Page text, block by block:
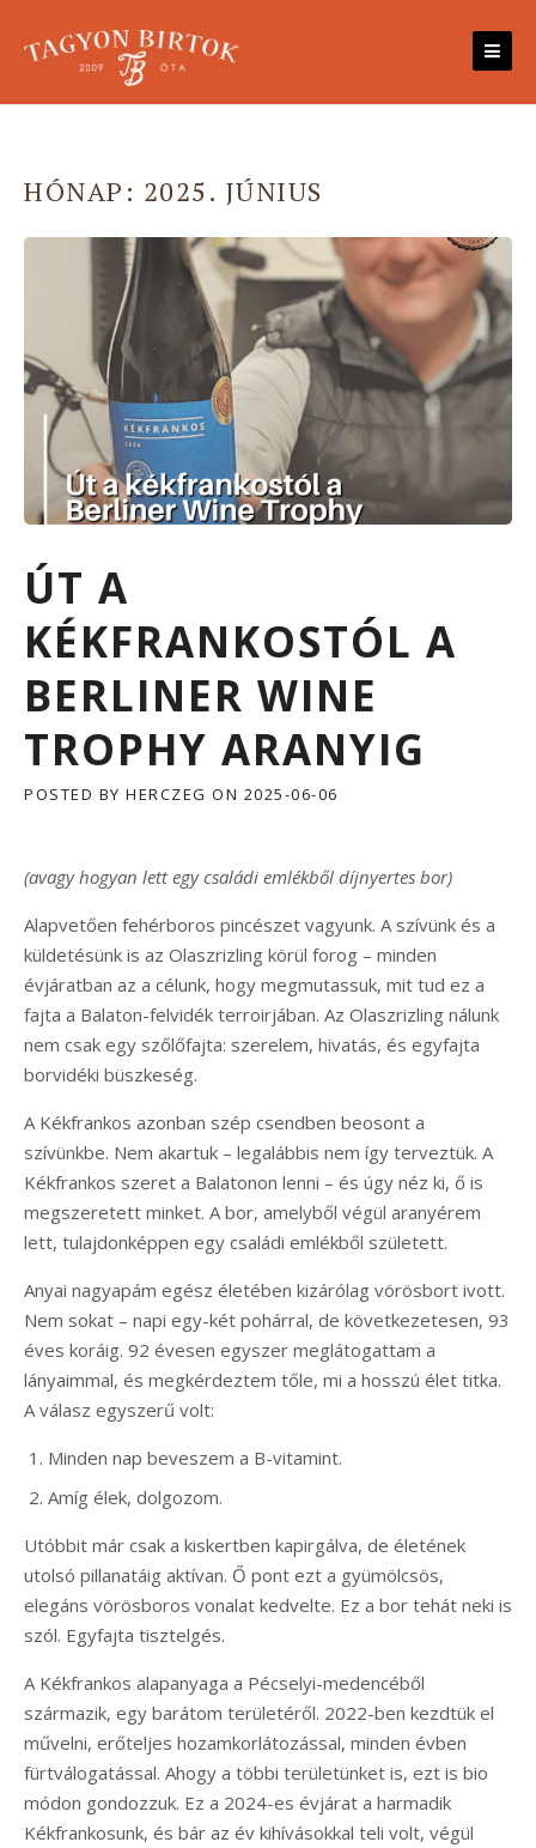
HÓNAP: 2025. JÚNIUS
ÚT A
KÉKFRANKOSTÓL A
BERLINER WINE
TROPHY ARANYIG
POSTED BY HERCZEG ON 2025-06-06
(avagy hogyan lett egy családi emlékből díjnyertes bor)
Alapvetően fehérboros pincészet vagyunk. A szívünk és a
küldetésünk is az Olaszrizling körül forog – minden
évjáratban az a célunk, hogy megmutassuk, mit tud ez a
fajta a Balaton-felvidék terroirjában. Az Olaszrizling nálunk
nem csak egy szőlőfajta: szerelem, hivatás, és egyfajta
borvidéki büszkeség.
A Kékfrankos azonban szép csendben beosont a
szívünkbe. Nem akartuk – legalábbis nem így terveztük. A
Kékfrankos szeret a Balatonon lenni – és úgy néz ki, ő is
megszeretett minket. A bor, amelyből végül aranyérem
lett, tulajdonképpen egy családi emlékből született.
Anyai nagyapám egész életében kizárólag vörösbort ivott.
Nem sokat – napi egy-két pohárral, de következetesen, 93
éves koráig. 92 évesen egyszer meglátogattam a
lányaimmal, és megkérdeztem tőle, mi a hosszú élet titka.
A válasz egyszerű volt:
Minden nap beveszem a B-vitamint.
Amíg élek, dolgozom.
Utóbbit már csak a kiskertben kapirgálva, de életének
utolsó pillanatáig aktívan. Ő pont ezt a gyümölcsös,
elegáns vörösboros vonalat kedvelte. Ez a bor tehát neki is
szól. Egyfajta tisztelgés.
A Kékfrankos alapanyaga a Pécselyi-medencéből
származik, egy barátom területéről. 2022-ben kezdtük el
művelni, erőteljes hozamkorlátozással, minden évben
fürtválogatással. Ahogy a többi területünket is, ezt is bio
módon gondozzuk. Ez a 2024-es évjárat a harmadik
Kékfrankosunk, és bár az év kihívásokkal teli volt, végül